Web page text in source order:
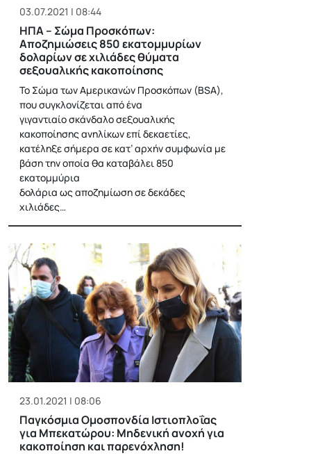
03.07.2021 | 08:44
ΗΠΑ – Σώμα Προσκόπων:
Αποζημιώσεις 850 εκατομμυρίων
δολαρίων σε χιλιάδες θύματα
σεξουαλικής κακοποίησης
Το Σώμα των Αμερικανών Προσκόπων (BSA),
που συγκλονίζεται από ένα
γιγαντιαίο σκάνδαλο σεξουαλικής
κακοποίησης ανηλίκων επί δεκαετίες,
κατέληξε σήμερα σε κατ’ αρχήν συμφωνία με
βάση την οποία θα καταβάλει 850
εκατομμύρια
δολάρια ως αποζημίωση σε δεκάδες
χιλιάδες…
23.01.2021 | 08:06
Παγκόσμια Ομοσπονδία Ιστιοπλοΐας
για Μπεκατώρου: Μηδενική ανοχή για
κακοποίηση και παρενόχληση!